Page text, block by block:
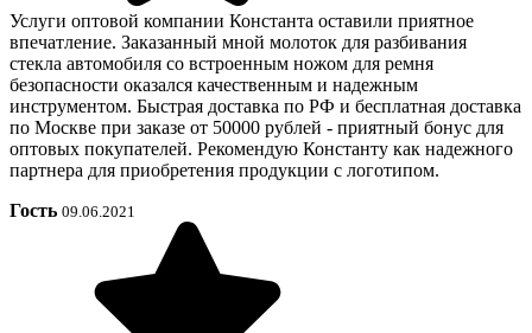
Услуги оптовой компании Константа оставили приятное
впечатление. Заказанный мной молоток для разбивания
стекла автомобиля со встроенным ножом для ремня
безопасности оказался качественным и надежным
инструментом. Быстрая доставка по РФ и бесплатная доставка
по Москве при заказе от 50000 рублей - приятный бонус для
оптовых покупателей. Рекомендую Константу как надежного
партнера для приобретения продукции с логотипом.
Гость 09.06.2021